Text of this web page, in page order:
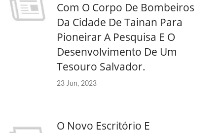
Com O Corpo De Bombeiros
Da Cidade De Tainan Para
Pioneirar A Pesquisa E O
Desenvolvimento De Um
Tesouro Salvador.
23 Jun, 2023
O Novo Escritório E